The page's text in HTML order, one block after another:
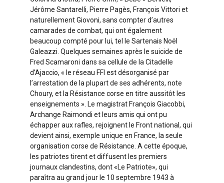
Jérôme Santarelli, Pierre Pagès, François Vittori et
naturellement Giovoni, sans compter d’autres
camarades de combat, qui ont également
beaucoup compté pour lui, tel le Sartenais Noël
Galeazzi. Quelques semaines après le suicide de
Fred Scamaroni dans sa cellule de la Citadelle
d’Ajaccio, « le réseau FFI est désorganisé par
l’arrestation de la plupart de ses adhérents, note
Choury, et la Résistance corse en titre aussitôt les
enseignements ». Le magistrat François Giacobbi,
Archange Raimondi et leurs amis qui ont pu
échapper aux rafles, rejoignent le Front national, qui
devient ainsi, exemple unique en France, la seule
organisation corse de Résistance. A cette époque,
les patriotes tirent et diffusent les premiers
journaux clandestins, dont «Le Patriote», qui
paraîtra au grand jour le 10 septembre 1943 à